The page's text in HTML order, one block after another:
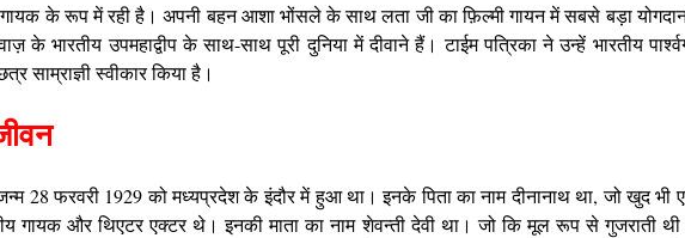
के रूप में रही है। अपनी बहन आशा भोंसले के साथ लता जी का फ़िल्मी गायन में सबसे बड़ा
के भारतीय उपमहाद्वीप के साथ-साथ पूरी दुनिया में दीवाने हैं। टाईम पत्रिका ने उन्हें भारतीय
साम्राज्ञी स्वीकार किया है।
28 फरवरी 1929 को मध्यप्रदेश के इंदौर में हुआ था। इनके पिता का नाम दीनानाथ था, जो खुद भी
गायक और थिएटर एक्टर थे। इनकी माता का नाम शेवन्ती देवी था। जो कि मूल रूप से गुजराती